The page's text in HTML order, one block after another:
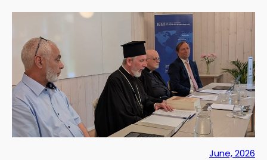
June, 2026